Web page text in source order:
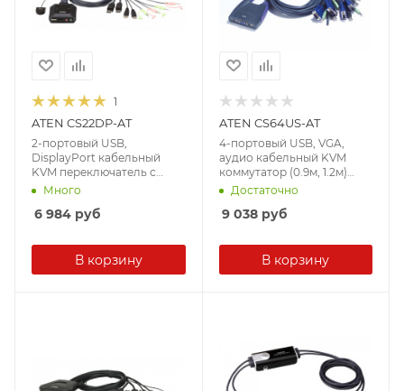
1
ATEN CS22DP-AT
2-портовый USB,
DisplayPort кабельный
KVM переключатель с
пультом удаленного
Много
6 984 руб
В корзину
ATEN CS64US-AT
4-портовый USB, VGA,
аудио кабельный KVM
коммутатор (0.9м, 1.2м)
(2048x1536)
Достаточно
9 038руб
В корзину